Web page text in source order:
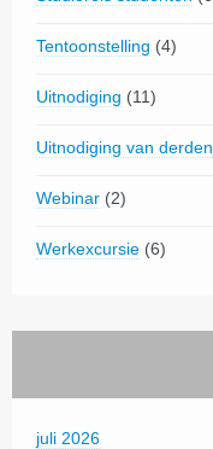
Tentoonstelling (4)
Uitnodiging (11)
Uitnodiging van derden
Webinar (2)
Werkexcursie (6)
juli 2026